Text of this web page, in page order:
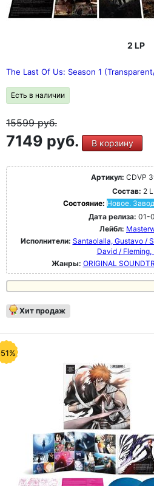
2 LP
The Last Of Us: Season 1
Есть в наличии
15599руб.
7149 руб. В корзину
Артикул: CDVP
Состав: 2
Состояние: Новое.
Дата релиза: 01-
Лейбл:
Исполнители: Santaolalla, Gustavo /
David / Fleming,
Жанры: ORIGINAL
Хит продаж